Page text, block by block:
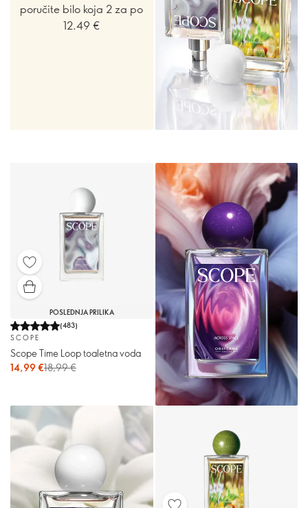
poručite bilo koja 2 za po
12.49 €
POSLEDNJA PRILIKA
(483)
SCOPE
Scope Time Loop toaletna voda
14,99 €18,99 €